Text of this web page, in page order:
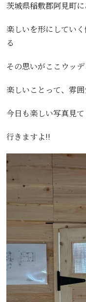
茨城県稲敷郡阿見町
楽しいを形にしてい
る
その思いがここウッ
楽しいことって、雰
今日も楽しい写真見て
行きますよ!!